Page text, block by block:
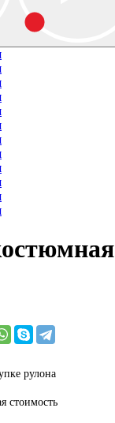
рулона
стоимость